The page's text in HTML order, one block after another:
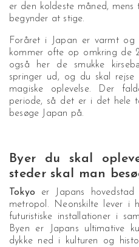
er den koldeste måned,
begynder at stige.
Foråret i Japan er varmt og
kommer ofte op omkring de
også her de smukke
springer ud, og du skal
magiske oplevelse. Der
periode, så det er i det hele
besøge Japan på.
Byer du skal
steder skal man
Tokyo er Japans
metropol. Neonskilte lever i
futuristiske installationer i
Byen er Japans ultimative
dykke ned i kulturen og